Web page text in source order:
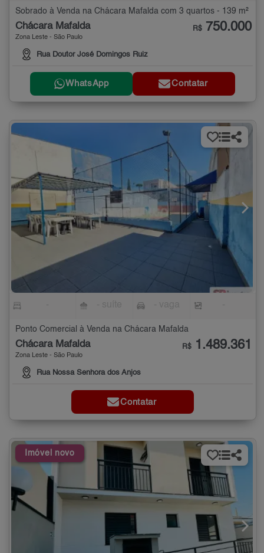
Sobrado à Venda na Chácara Mafalda com 3 quartos - 139 m²
Chácara Mafalda
Zona Leste - São Paulo
Rua Doutor José Domingos Ruiz
R$ 750.000
WhatsApp Contatar
Ponto Comercial à Venda na Chácara Mafalda
Chácara Mafalda
Zona Leste - São Paulo
Rua Nossa Senhora dos Anjos
R$ 1.489.361
Contatar
Imóvel novo